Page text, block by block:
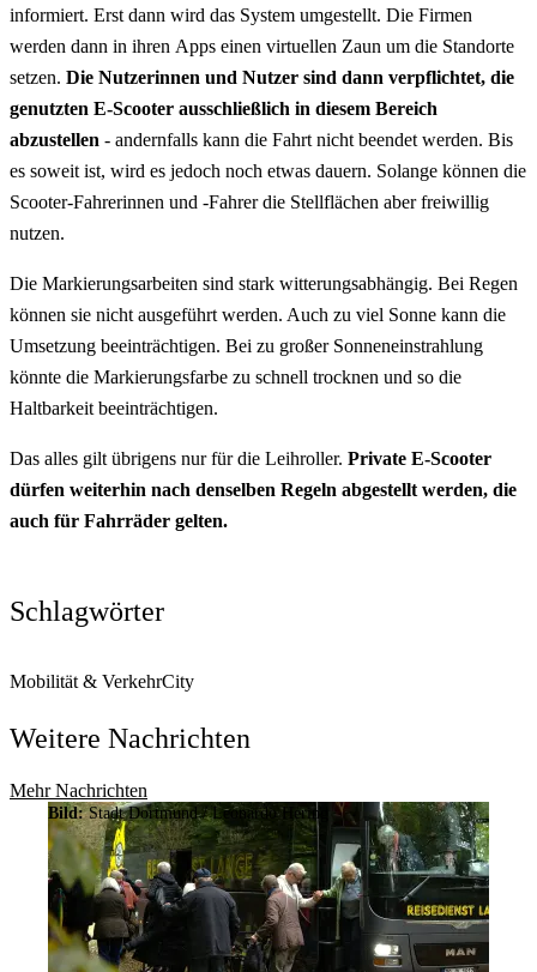
informiert. Erst dann wird das System umgestellt. Die Firmen
werden dann in ihren Apps einen virtuellen Zaun um die Standorte
setzen. Die Nutzerinnen und Nutzer sind dann verpflichtet, die
genutzten E-Scooter ausschließlich in diesem Bereich
abzustellen - andernfalls kann die Fahrt nicht beendet werden. Bis
es soweit ist, wird es jedoch noch etwas dauern. Solange können die
Scooter-Fahrerinnen und -Fahrer die Stellflächen aber freiwillig
nutzen.
Die Markierungsarbeiten sind stark witterungsabhängig. Bei Regen
können sie nicht ausgeführt werden. Auch zu viel Sonne kann die
Umsetzung beeinträchtigen. Bei zu großer Sonneneinstrahlung
könnte die Markierungsfarbe zu schnell trocknen und so die
Haltbarkeit beeinträchtigen.
Das alles gilt übrigens nur für die Leihroller. Private E-Scooter
dürfen weiterhin nach denselben Regeln abgestellt werden, die
auch für Fahrräder gelten.
Schlagwörter
Mobilität & VerkehrCity
Weitere Nachrichten
Mehr Nachrichten
Bild: Stadt Dortmund / Leonardo Hering